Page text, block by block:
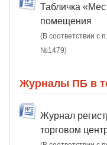
Табличка
помещения
(В соответствии с
№1479)
Журналы ПБ в
Журнал
торговом